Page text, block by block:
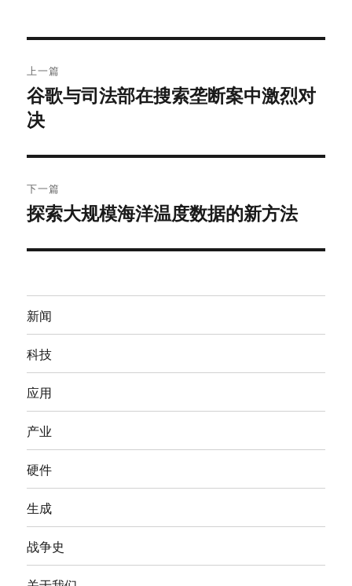
章
导
航
上一篇
上
篇
章：
谷歌与司法部在搜索垄断案中激烈对
决
下一篇
下
文
探索大规模海洋温度数据的新方法
新闻
科技
应用
产业
硬件
生成
战争史